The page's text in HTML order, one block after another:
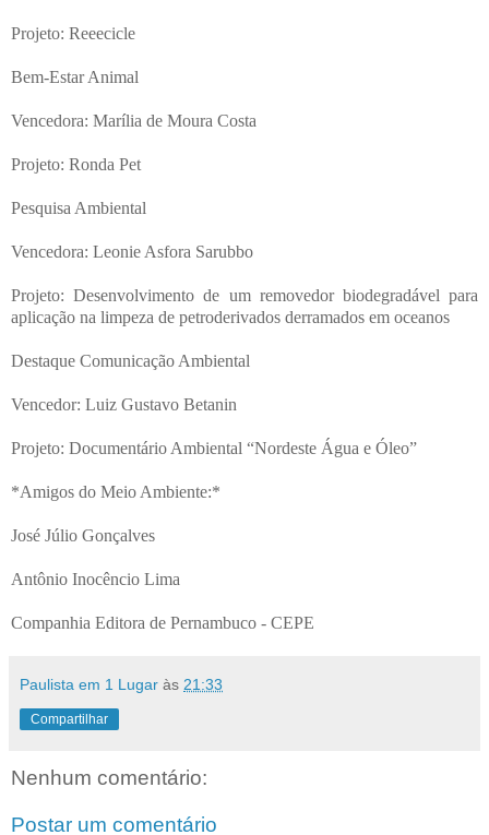
Projeto: Reeecicle
Bem-Estar Animal
Vencedora: Marília de Moura Costa
Projeto: Ronda Pet
Pesquisa Ambiental
Vencedora: Leonie Asfora Sarubbo
Projeto: Desenvolvimento de um removedor biodegradável para
aplicação na limpeza de petroderivados derramados em oceanos
Destaque Comunicação Ambiental
Vencedor: Luiz Gustavo Betanin
Projeto: Documentário Ambiental “Nordeste Água e Óleo”
*Amigos do Meio Ambiente:*
José Júlio Gonçalves
Antônio Inocêncio Lima
Companhia Editora de Pernambuco - CEPE
Paulista em 1 Lugar às 21:33
Compartilhar
Nenhum comentário:
Postar um comentário